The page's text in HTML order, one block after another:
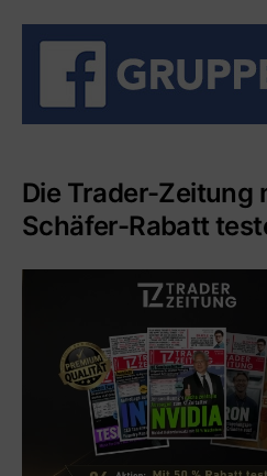
Die Trader-Zeitung
Schäfer-Rabatt